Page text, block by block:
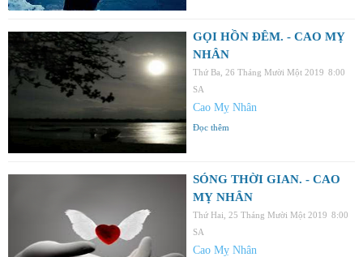
GỌI HỒN ĐÊM. - CAO MỴ
NHÂN
Thứ Ba, 26 Tháng Mười Một 2019 8:00
SA
Cao Mỵ Nhân
Đọc thêm
SÓNG THỜI GIAN. - CAO
MỴ NHÂN
Thứ Hai, 25 Tháng Mười Một 2019 8:00
SA
Cao Mỵ Nhân